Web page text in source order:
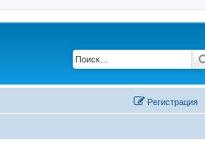
Регистрация